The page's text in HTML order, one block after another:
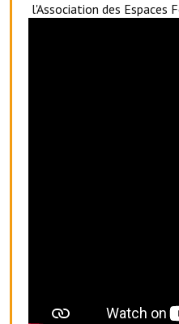
Le comité des fêtes
Le sport au foyer rural
l'Association des Espaces